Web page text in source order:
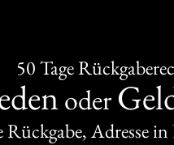
50 Tage
oder
Rückgabe, Adresse